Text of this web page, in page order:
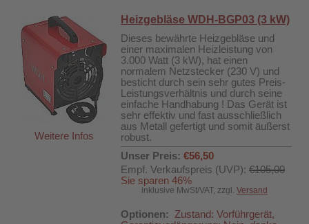
Weitere Infos
Heizgebläse WDH-BGP03 (3 kW)
Dieses bewährte Heizgebläse und
einer maximalen Heizleistung von
3.000 Watt (3 kW), hat einen
normalem Netzstecker (230 V) und
besticht durch sein sehr gutes Preis-
Leistungsverhältnis und durch seine
einfache Handhabung ! Das Gerät ist
sehr effektiv und fast ausschließlich
aus Metall gefertigt und somit äußerst
robust.
Unser Preis: €56,50
Empf. Verkaufspreis (UVP): €105,00
Sie sparen 46%
inklusive MwSt/VAT, zzgl. Versand
Optionen:
Zustand: Vorführgerät,